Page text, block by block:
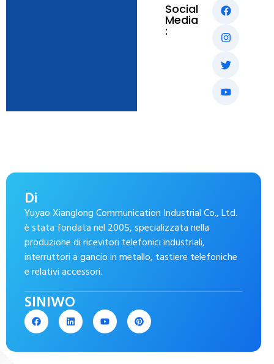
Social
Media
:
Di
Yuyao Xianglong Communication Industrial Co., Ltd.
è stata fondata nel 2005, specializzata nella
produzione di ricevitori telefonici industriali,
interruttori a gancio in metallo, tastiere telefoniche
e relativi accessori.
SINIWO